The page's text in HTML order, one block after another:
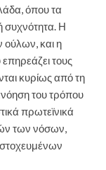
όπου τα
συχνότητα. Η
ούλων, και η
τους
κυρίως από τη
του τρόπου
πρωτεϊνικά
των νόσων,